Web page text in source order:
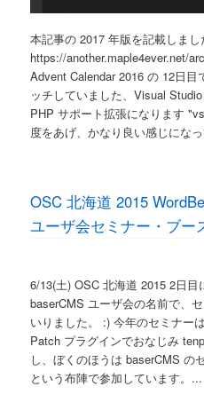
本記事の 2017 年版を記載しまし
https://another.maple4ever.net/
Advent Calendar 2016 の 12日
ッチしていました、Visual
PHP サポート拡張になります
度をあげ、かなり良い感じにな
OSC 北海道 2015
ユーザ会セミナー・ブー
6/13(土) OSC 北海道 2015 2日目
baserCMS ユーザ会の名前で、
いりました。 :) 今年のセミナー
Patch プラグインでおなじみ
し、ぼくのほうは baserCMS の
という布陣で参加しています。...